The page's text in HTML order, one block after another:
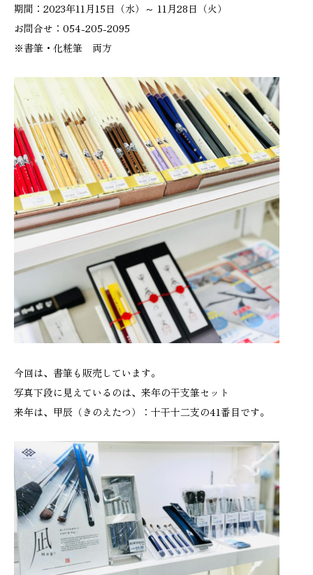
期間：2023年11月15日（水）～ 11月28日（火）
お問合せ：054-205-2095
※書筆・化粧筆 両方
今回は、書筆も販売しています。
写真下段に見えているのは、来年の干支筆セット
来年は、甲辰（きのえたつ）：十干十二支の41番目です。